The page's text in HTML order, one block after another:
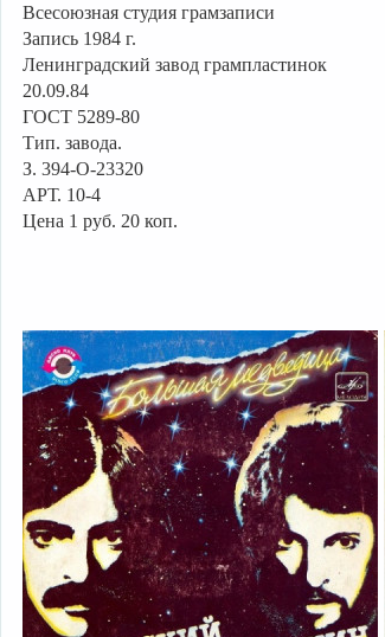
Всесоюзная студия грамзаписи
Запись 1984 г.
Ленинградский завод грампластинок
20.09.84
ГОСТ 5289-80
Тип. завода.
З. 394-О-23320
АРТ. 10-4
Цена 1 руб. 20 коп.